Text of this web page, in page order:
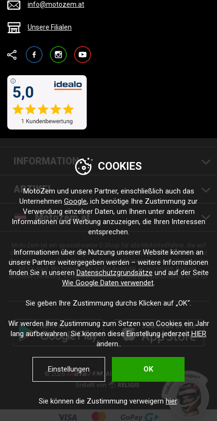
info@motozem.at
Unsere Filialen
FacebookInstagramYouTube
INFORMATION
ARTIKEL
Motozem.at
der Suche nach hochwertiger Motorradbekleidung, Zubehör, Teilen und
Accessoires von bewährten Marken wie Alpinestars, Revit, SHIMA oder
NEXX sind. Wir bieten eine große Auswahl an vorrätigen Artikeln,
schnelle Lieferung, kompetente Beratung und eine persönliche Note für
jede Fahrt und jeden Stil.
© 2026
. Alle Rechte vorbehalten.
Erstellt von
.
COOKIES
MotoZem und unsere Partner, einschließlich auch das
Unternehmen Google, ich benötige Ihre Zustimmung zur
Verwendung einzelner Daten, um Ihnen unter anderem
Informationen und Werbung anzuzeigen, die Ihren Interessen
entsprechen.
Informationen über die Nutzung unserer Website können an
unsere Partner weitergegeben werden – weitere Informationen
finden Sie in unseren Datenschutzgrundsätze und auf der Seite
Wie Google Daten verwendet.
Sie geben Ihre Zustimmung durchs Klicken auf „OK“.
Wir werden Ihre Zustimmung zum Setzen von Cookies ein Jahr
lang aufbewahren. Sie können diese Einstellung jederzeitHIER
ändern..
Einstellungen OK
Sie können die Zustimmung verweigernhier.